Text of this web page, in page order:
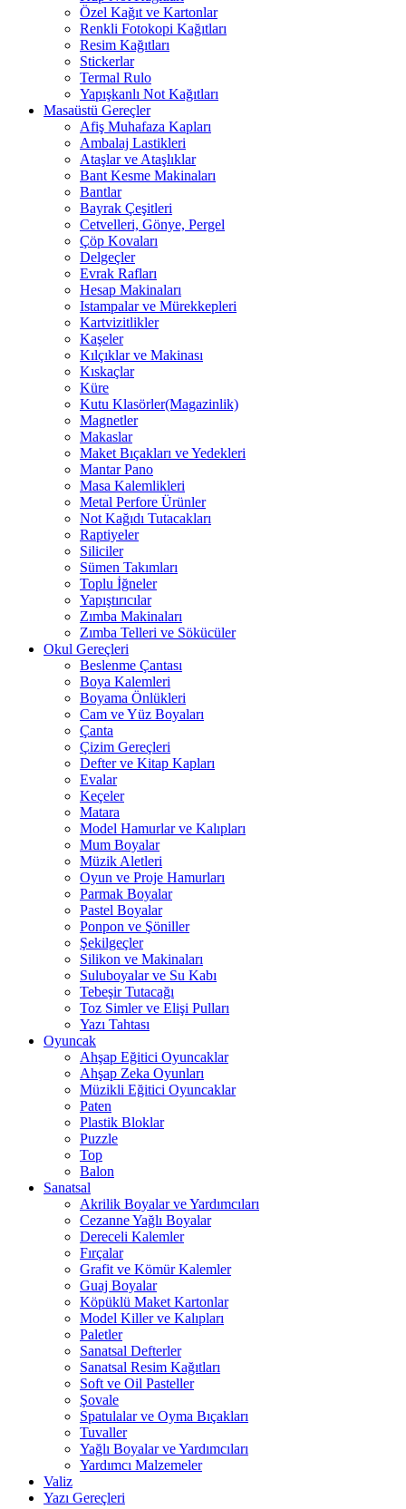
Özel Kağıt ve Kartonlar
Renkli Fotokopi Kağıtları
Resim Kağıtları
Stickerlar
Termal Rulo
Yapışkanlı Not Kağıtları
Masaüstü Gereçler
Afiş Muhafaza Kapları
Ambalaj Lastikleri
Ataşlar ve Ataşlıklar
Bant Kesme Makinaları
Bantlar
Bayrak Çeşitleri
Cetvelleri, Gönye, Pergel
Çöp Kovaları
Delgeçler
Evrak Rafları
Hesap Makinaları
Istampalar ve Mürekkepleri
Kartvizitlikler
Kaşeler
Kılçıklar ve Makinası
Kıskaçlar
Küre
Kutu Klasörler(Magazinlik)
Magnetler
Makaslar
Maket Bıçakları ve Yedekleri
Mantar Pano
Masa Kalemlikleri
Metal Perfore Ürünler
Not Kağıdı Tutacakları
Raptiyeler
Siliciler
Sümen Takımları
Toplu İğneler
Yapıştırıcılar
Zımba Makinaları
Zımba Telleri ve Sökücüler
Okul Gereçleri
Beslenme Çantası
Boya Kalemleri
Boyama Önlükleri
Cam ve Yüz Boyaları
Çanta
Çizim Gereçleri
Defter ve Kitap Kapları
Evalar
Keçeler
Matara
Model Hamurlar ve Kalıpları
Mum Boyalar
Müzik Aletleri
Oyun ve Proje Hamurları
Parmak Boyalar
Pastel Boyalar
Ponpon ve Şöniller
Şekilgeçler
Silikon ve Makinaları
Suluboyalar ve Su Kabı
Tebeşir Tutacağı
Toz Simler ve Elişi Pulları
Yazı Tahtası
Oyuncak
Ahşap Eğitici Oyuncaklar
Ahşap Zeka Oyunları
Müzikli Eğitici Oyuncaklar
Paten
Plastik Bloklar
Puzzle
Top
Balon
Sanatsal
Akrilik Boyalar ve Yardımcıları
Cezanne Yağlı Boyalar
Dereceli Kalemler
Fırçalar
Grafit ve Kömür Kalemler
Guaj Boyalar
Köpüklü Maket Kartonlar
Model Killer ve Kalıpları
Paletler
Sanatsal Defterler
Sanatsal Resim Kağıtları
Soft ve Oil Pasteller
Şovale
Spatulalar ve Oyma Bıçakları
Tuvaller
Yağlı Boyalar ve Yardımcıları
Yardımcı Malzemeler
Valiz
Yazı Gereçleri